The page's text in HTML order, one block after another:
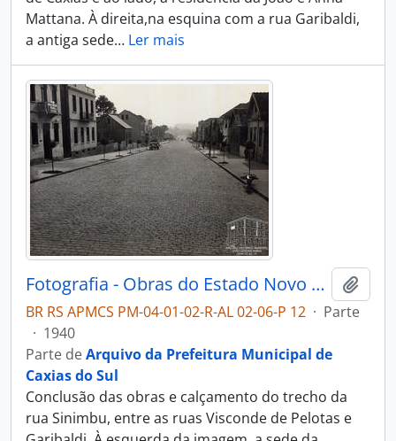
Mattana. À direita,na esquina com a rua Garibaldi,
a antiga sede… Ler mais
Fotografia - Obras do Estado Novo Caxias - Alguns Flagrantes de Urbanização e Saneamento - Administração Dante Marcucci
BR RS APMCS PM-04-01-02-R-AL 02-06-P 12 · Parte
· 1940
Parte deArquivo da Prefeitura Municipal de
Caxias do Sul
Conclusão das obras e calçamento do trecho da
rua Sinimbu, entre as ruas Visconde de Pelotas e